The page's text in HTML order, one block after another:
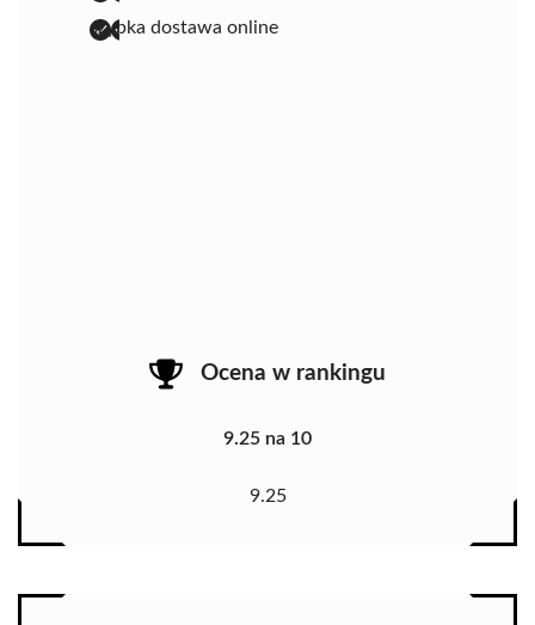
szybka dostawa online
Ocena w rankingu
9.25 na 10
9.25